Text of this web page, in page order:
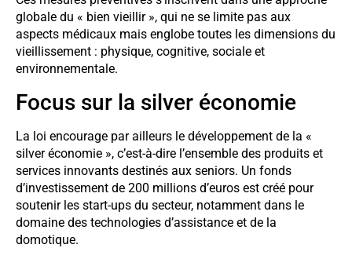
globale du « bien vieillir », qui ne se limite pas aux
aspects médicaux mais englobe toutes les dimensions du
vieillissement : physique, cognitive, sociale et
environnementale.
Focus sur la silver économie
La loi encourage par ailleurs le développement de la «
silver économie », c’est-à-dire l’ensemble des produits et
services innovants destinés aux seniors. Un fonds
d’investissement de 200 millions d’euros est créé pour
soutenir les start-ups du secteur, notamment dans le
domaine des technologies d’assistance et de la
domotique.